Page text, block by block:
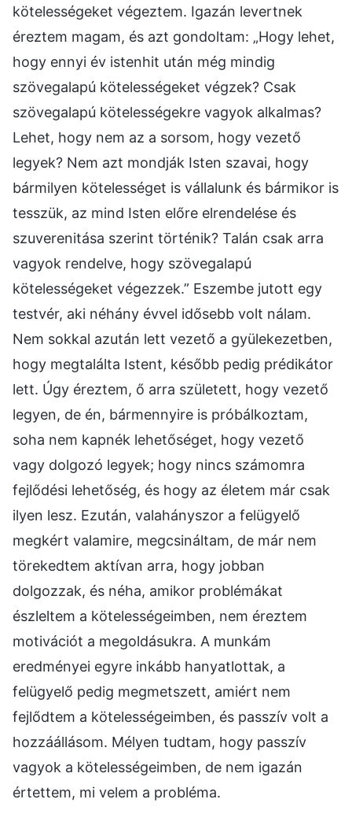
kötelességeket végeztem. Igazán levertnek
éreztem magam, és azt gondoltam: „Hogy lehet,
hogy ennyi év istenhit után még mindig
szövegalapú kötelességeket végzek? Csak
szövegalapú kötelességekre vagyok alkalmas?
Lehet, hogy nem az a sorsom, hogy vezető
legyek? Nem azt mondják Isten szavai, hogy
bármilyen kötelességet is vállalunk és bármikor is
tesszük, az mind Isten előre elrendelése és
szuverenitása szerint történik? Talán csak arra
vagyok rendelve, hogy szövegalapú
kötelességeket végezzek.” Eszembe jutott egy
testvér, aki néhány évvel idősebb volt nálam.
Nem sokkal azután lett vezető a gyülekezetben,
hogy megtalálta Istent, később pedig prédikátor
lett. Úgy éreztem, ő arra született, hogy vezető
legyen, de én, bármennyire is próbálkoztam,
soha nem kapnék lehetőséget, hogy vezető
vagy dolgozó legyek; hogy nincs számomra
fejlődési lehetőség, és hogy az életem már csak
ilyen lesz. Ezután, valahányszor a felügyelő
megkért valamire, megcsináltam, de már nem
törekedtem aktívan arra, hogy jobban
dolgozzak, és néha, amikor problémákat
észleltem a kötelességeimben, nem éreztem
motivációt a megoldásukra. A munkám
eredményei egyre inkább hanyatlottak, a
felügyelő pedig megmetszett, amiért nem
fejlődtem a kötelességeimben, és passzív volt a
hozzáállásom. Mélyen tudtam, hogy passzív
vagyok a kötelességeimben, de nem igazán
értettem, mi velem a probléma.